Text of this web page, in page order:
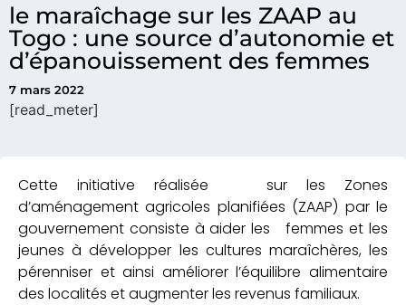
le maraîchage sur les ZAAP au
Togo : une source d’autonomie et
d’épanouissement des femmes
7 mars 2022
[read_meter]
Cette initiative réalisée sur les Zones
d’aménagement agricoles planifiées (ZAAP) par le
gouvernement consiste à aider les femmes et les
jeunes à développer les cultures maraîchères, les
pérenniser et ainsi améliorer l’équilibre alimentaire
des localités et augmenter les revenus familiaux.